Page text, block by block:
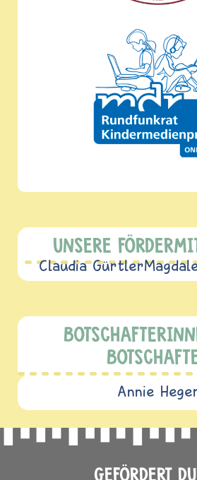
UNSERE
Claudia Gürtler
Annie
GEFÖRDERT